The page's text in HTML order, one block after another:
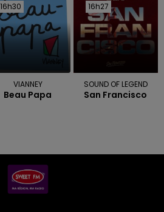
16h30
16h30
VIANNEY
Beau Papa
16h27
16h27
SOUND OF LEGEND
San Francisco